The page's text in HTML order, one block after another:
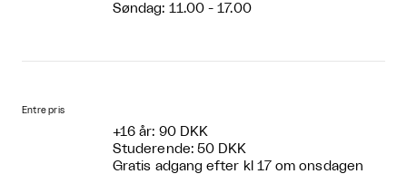
Søndag: 11.00 - 17.00
Entre pris
+16 år: 90 DKK
Studerende: 50 DKK
Gratis adgang efter kl 17 om onsdagen